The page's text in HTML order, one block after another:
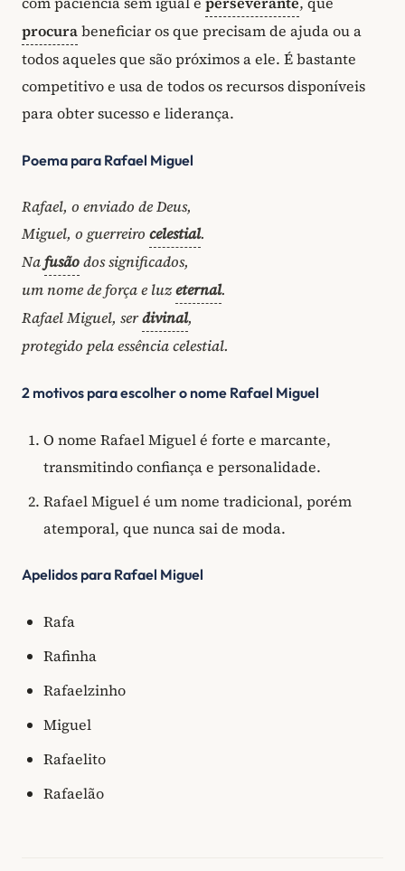
procurabeneficiar os que precisam de ajuda ou a
todos aqueles que são próximos a ele. É bastante
competitivo e usa de todos os recursos disponíveis
para obter sucesso e liderança.
Poema para Rafael Miguel
Rafael, o enviado de Deus,
Miguel, o guerreiro celestial.
Nafusãodos significados,
um nome de força e luzeternal.
Rafael Miguel, serdivinal,
protegido pela essência celestial.
2 motivos para escolher o nome Rafael Miguel
O nome Rafael Miguel é forte e marcante,
transmitindo confiança e personalidade.
Rafael Miguel é um nome tradicional, porém
atemporal, que nunca sai de moda.
Apelidos para Rafael Miguel
Rafa
Rafinha
Rafaelzinho
Miguel
Rafaelito
Rafaelão